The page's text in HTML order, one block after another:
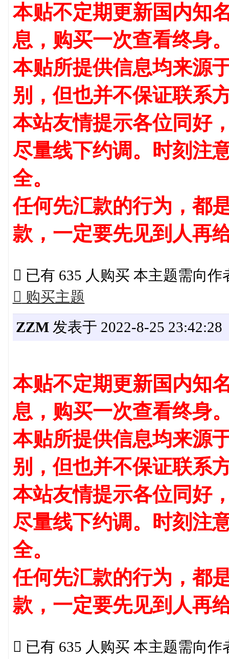
本贴不定期更新国内知
息，购买一次查看终身
本贴所提供信息均来源
别，但也并不保证联系
本站友情提示各位同好
尽量线下约调。时刻注
全。
任何先汇款的行为，都
款，一定要先见到人再
 已有 635 人购买 本主题需向
 购买主题
ZZM发表于 2022-8-25 23:42:28
本贴不定期更新国内知
息，购买一次查看终身
本贴所提供信息均来源
别，但也并不保证联系
本站友情提示各位同好
尽量线下约调。时刻注
全。
任何先汇款的行为，都
款，一定要先见到人再
 已有 635 人购买 本主题需向